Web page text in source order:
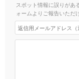
スポット情報に誤りがあ
ォームよりご報告いただ